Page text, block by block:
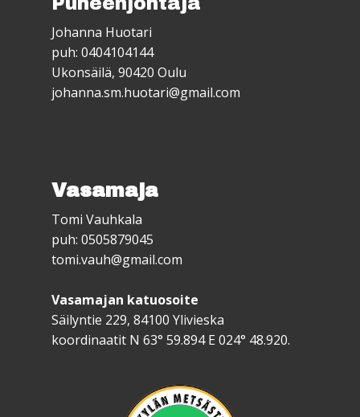
Johanna Huotari
puh: 0404104144
Ukonsäilä, 90420 Oulu
johanna.sm.huotari@gmail.com
Vasamaja
Tomi Vauhkala
puh: 0505879045
tomi.vauh@gmail.com
Vasamajan katuosoite
Säilyntie 229, 84100 Ylivieska
koordinaatit N 63° 59.894 E 024° 48.920.